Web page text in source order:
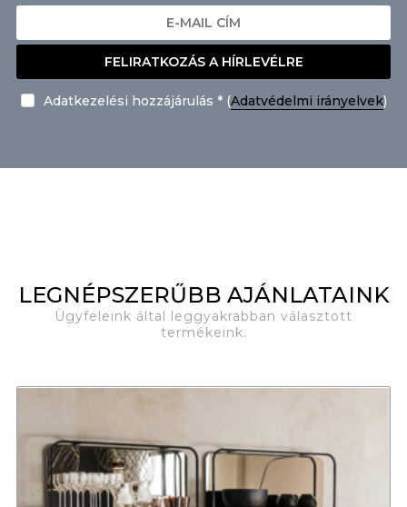
FELIRATKOZÁS A HÍRLEVÉLRE
Adatkezelési hozzájárulás * (Adatvédelmi irányelvek)
LEGNÉPSZERŰBB AJÁNLATAINK
Ügyfeleink által leggyakrabban választott
termékeink.